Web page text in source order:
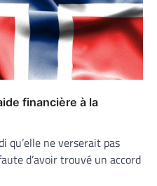
financière à la
qu’elle ne verserait pas
d’avoir trouvé un accord